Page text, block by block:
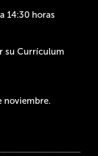
14:30 horas
su Currículum
noviembre.